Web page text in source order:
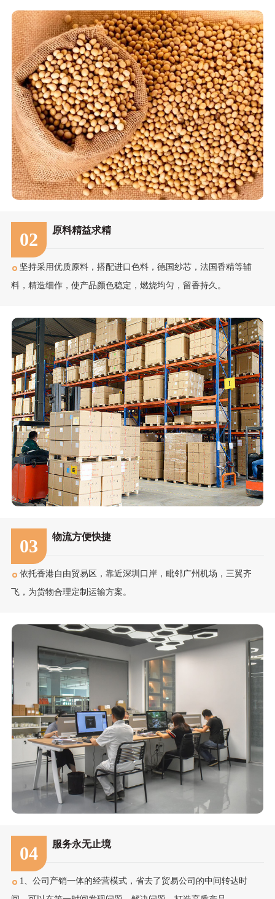
02 原料精益求精
坚持采用优质原料，搭配进口色料，德国纱芯，法国香精等辅
料，精造细作，使产品颜色稳定，燃烧均匀，留香持久。
03 物流方便快捷
依托香港自由贸易区，靠近深圳口岸，毗邻广州机场，三翼齐
飞，为货物合理定制运输方案。
04 服务永无止境
1、公司产销一体的经营模式，省去了贸易公司的中间转达时